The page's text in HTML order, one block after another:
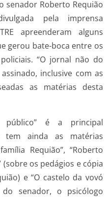
senador Roberto Requião
pela imprensa
apreenderam alguns
gerou bate-boca entre os
“O jornal não do
inclusive com as
as matérias desta
público” é a principal
ainda as matérias
Requião”, “Roberto
os pedágios e cópia
e “O castelo da vovó
senador, o psicólogo